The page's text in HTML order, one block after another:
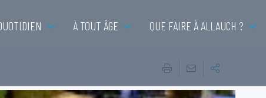
À TOUT ÂGE QUE FAIRE À ALLAUCH ?